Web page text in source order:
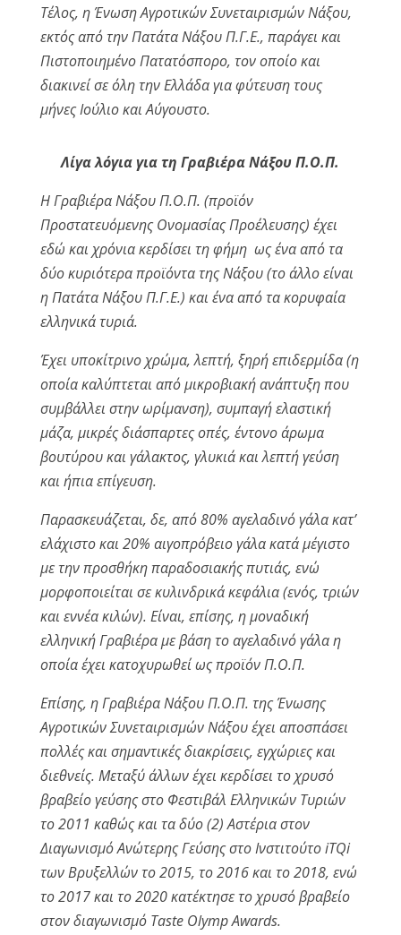
Τέλος, η Ένωση Αγροτικών Συνεταιρισμών Νάξου,
εκτός από την Πατάτα Νάξου Π.Γ.Ε., παράγει και
Πιστοποιημένο Πατατόσπορο, τον οποίο και
διακινεί σε όλη την Ελλάδα για φύτευση τους
μήνες Ιούλιο και Αύγουστο.
Λίγα λόγια για τη Γραβιέρα Νάξου Π.Ο.Π.
Η Γραβιέρα Νάξου Π.Ο.Π. (προϊόν
Προστατευόμενης Ονομασίας Προέλευσης) έχει
εδώ και χρόνια κερδίσει τη φήμη ως ένα από τα
δύο κυριότερα προϊόντα της Νάξου (το άλλο είναι
η Πατάτα Νάξου Π.Γ.Ε.) και ένα από τα κορυφαία
ελληνικά τυριά.
Έχει υποκίτρινο χρώμα, λεπτή, ξηρή επιδερμίδα (η
οποία καλύπτεται από μικροβιακή ανάπτυξη που
συμβάλλει στην ωρίμανση), συμπαγή ελαστική
μάζα, μικρές διάσπαρτες οπές, έντονο άρωμα
βουτύρου και γάλακτος, γλυκιά και λεπτή γεύση
και ήπια επίγευση.
Παρασκευάζεται, δε, από 80% αγελαδινό γάλα κατ’
ελάχιστο και 20% αιγοπρόβειο γάλα κατά μέγιστο
με την προσθήκη παραδοσιακής πυτιάς, ενώ
μορφοποιείται σε κυλινδρικά κεφάλια (ενός, τριών
και εννέα κιλών). Είναι, επίσης, η μοναδική
ελληνική Γραβιέρα με βάση το αγελαδινό γάλα η
οποία έχει κατοχυρωθεί ως προϊόν Π.Ο.Π.
Επίσης, η Γραβιέρα Νάξου Π.Ο.Π. της Ένωσης
Αγροτικών Συνεταιρισμών Νάξου έχει αποσπάσει
πολλές και σημαντικές διακρίσεις, εγχώριες και
διεθνείς. Μεταξύ άλλων έχει κερδίσει το χρυσό
βραβείο γεύσης στο Φεστιβάλ Ελληνικών Τυριών
το 2011 καθώς και τα δύο (2) Αστέρια στον
Διαγωνισμό Ανώτερης Γεύσης στο Ινστιτούτο iTQi
των Βρυξελλών το 2015, το 2016 και το 2018, ενώ
το 2017 και το 2020 κατέκτησε το χρυσό βραβείο
στον διαγωνισμό Taste Olymp Awards.